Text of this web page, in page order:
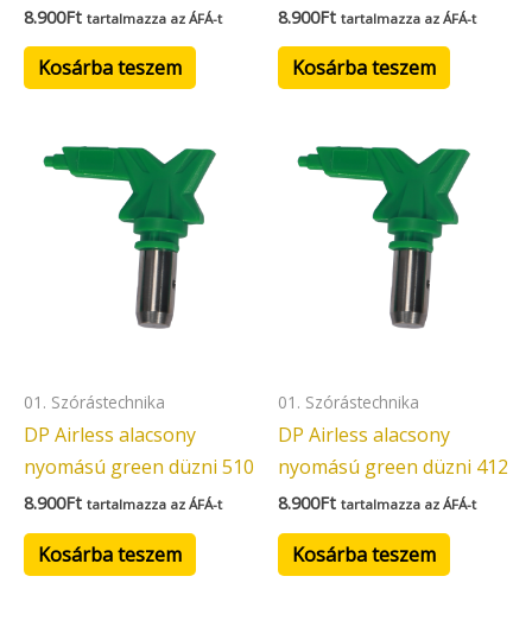
8.900Ft tartalmazza az ÁFÁ-t
Kosárba teszem
8.900Ft tartalmazza az ÁFÁ-t
Kosárba teszem
01. Szórástechnika
DP Airless alacsony
nyomású green düzni 510
8.900Ft tartalmazza az ÁFÁ-t
Kosárba teszem
01. Szórástechnika
DP Airless alacsony
nyomású green düzni 412
8.900Ft tartalmazza az ÁFÁ-t
Kosárba teszem